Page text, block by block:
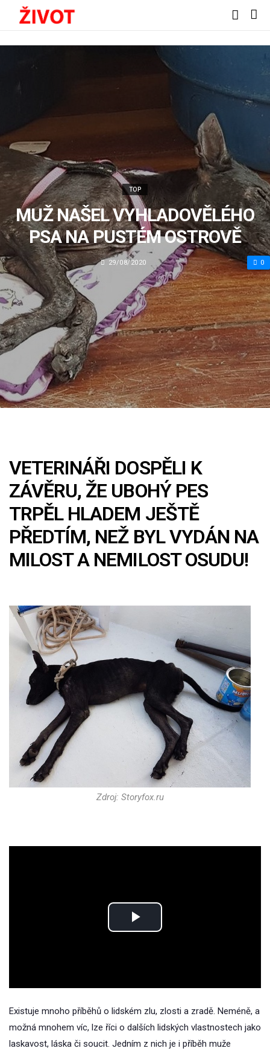
TOP
MUŽ NAŠEL VYHLADOVĚLÉHO
PSA NA PUSTÉM OSTROVĚ
29/08/2020 0
VETERINÁŘI DOSPĚLI K
ZÁVĚRU, ŽE UBOHÝ PES
TRPĚL HLADEM JEŠTĚ
PŘEDTÍM, NEŽ BYL VYDÁN NA
MILOST A NEMILOST OSUDU!
Zdroj: Storyfox.ru
Play
Existuje mnoho příběhů o lidském zlu, zlosti a zradě. Neméně, a
možná mnohem víc, lze říci o dalších lidských vlastnostech jako
laskavost, láska či soucit. Jedním z nich je i příběh muže